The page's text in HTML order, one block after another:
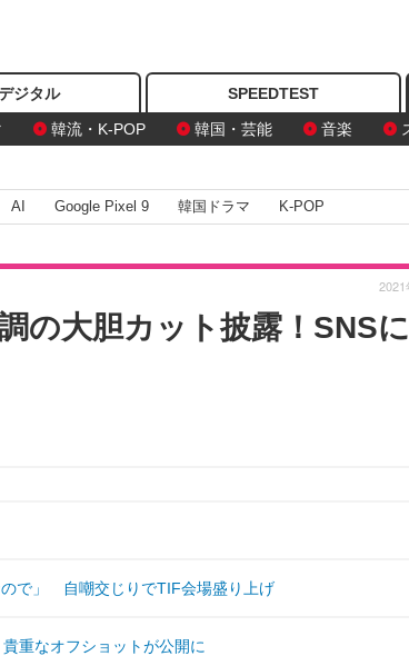
ジタル SPEEDTEST
韓流・K-POP 韓国・芸能 音楽
AI Google Pixel 9 韓国ドラマ K-POP
の大胆カット披露！SNS
で」 自嘲交じりでTIF会場盛り上げ
重なオフショットが公開に